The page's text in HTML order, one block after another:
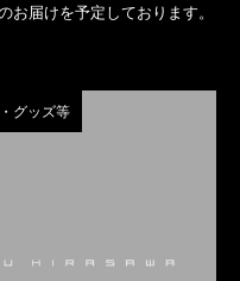
お届けを予定しております。
グッズ等